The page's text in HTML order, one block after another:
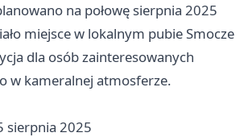
na połowę sierpnia 2025
miejsce w lokalnym pubie Smocze
dla osób zainteresowanych
w kameralnej atmosferze.
sierpnia 2025